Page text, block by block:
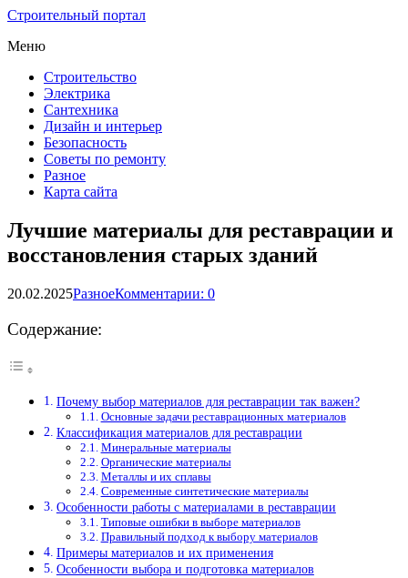
Строительный портал
Меню
Строительство
Электрика
Сантехника
Дизайн и интерьер
Безопасность
Советы по ремонту
Разное
Карта сайта
Лучшие материалы для реставрации и
восстановления старых зданий
20.02.2025РазноеКомментарии: 0
Содержание:
Почему выбор материалов для реставрации так важен?
Основные задачи реставрационных материалов
Классификация материалов для реставрации
Минеральные материалы
Органические материалы
Металлы и их сплавы
Современные синтетические материалы
Особенности работы с материалами в реставрации
Типовые ошибки в выборе материалов
Правильный подход к выбору материалов
Примеры материалов и их применения
Особенности выбора и подготовка материалов